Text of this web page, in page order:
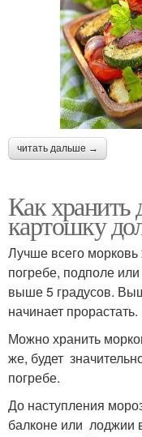
читать дальше →
Как хранить
картошку
Лучше всего
погребе, подполе
выше 5 градусов.
начинает прорастать.
Можно хранить
же, будет
погребе.
До наступления
балконе или лоджии